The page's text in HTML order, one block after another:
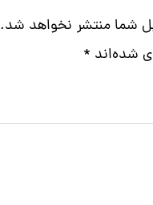
شما منتشر نخواهد شد.
شده‌اند *